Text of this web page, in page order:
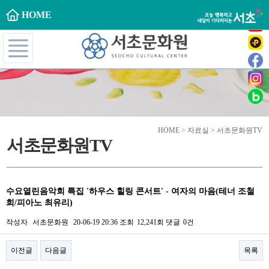
HOME
HOME > 자료실 > 서초문화원TV
서초문화원TV
수요열린음악회 특집 '하우스 힐링 콘서트' - 여자의 마음(테너 조철
희/피아노 최유리)
작성자 서초문화원 20-06-19 20:36 조회 12,241회 댓글 0건
이전글 다음글 목록